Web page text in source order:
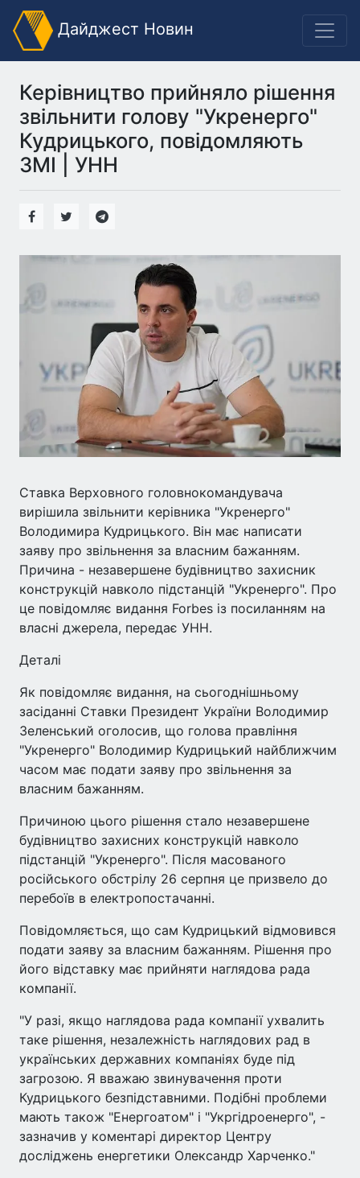
Дайджест Новин
Керівництво прийняло рішення
звільнити голову "Укренерго"
Кудрицького, повідомляють
ЗМІ | УНН
Ставка Верховного головнокомандувача
вирішила звільнити керівника "Укренерго"
Володимира Кудрицького. Він має написати
заяву про звільнення за власним бажанням.
Причина - незавершене будівництво захисник
конструкцій навколо підстанцій "Укренерго". Про
це повідомляє видання Forbes із посиланням на
власні джерела, передає УНН.
Деталі
Як повідомляє видання, на сьогоднішньому
засіданні Ставки Президент України Володимир
Зеленський оголосив, що голова правління
"Укренерго" Володимир Кудрицький найближчим
часом має подати заяву про звільнення за
власним бажанням.
Причиною цього рішення стало незавершене
будівництво захисних конструкцій навколо
підстанцій "Укренерго". Після масованого
російського обстрілу 26 серпня це призвело до
перебоїв в електропостачанні.
Повідомляється, що сам Кудрицький відмовився
подати заяву за власним бажанням. Рішення про
його відставку має прийняти наглядова рада
компанії.
"У разі, якщо наглядова рада компанії ухвалить
таке рішення, незалежність наглядових рад в
українських державних компаніях буде під
загрозою. Я вважаю звинувачення проти
Кудрицького безпідставними. Подібні проблеми
мають також "Енергоатом" і "Укргідроенерго", -
зазначив у коментарі директор Центру
досліджень енергетики Олександр Харченко."